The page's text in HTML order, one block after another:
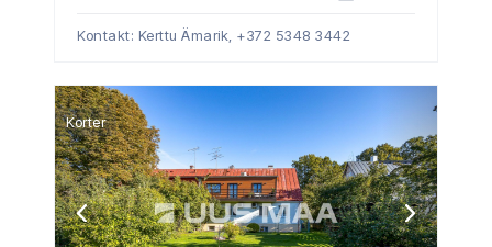
Kontakt: Kerttu Ämarik, +372 5348 3442
Korter